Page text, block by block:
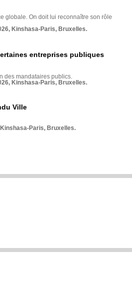
globale. On doit lui reconnaître son rôle
Kinshasa-Paris, Bruxelles.
entreprises publiques
des mandataires publics.
Kinshasa-Paris, Bruxelles.
Ville
Kinshasa-Paris, Bruxelles.